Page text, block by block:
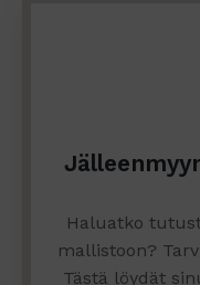
Haluatko
mallistoon?
Tästä löydät